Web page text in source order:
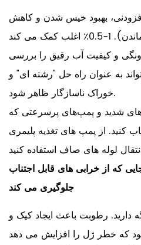
بهبود خیس شدن و کاهش
1-0.5٪
و کیفیت آب رقیق را بررسی
به عنوان راه حل "رشته ای" و
خوراک ناسازگار ظاهر شود.
شدید و پمپ‌های پرسرعتی که
کنید. از پمپ های تغذیه پلیمری
که از خرابی های قابل اجتناب
جلوگیری می کند
رطوبت باعث ایجاد کیک و